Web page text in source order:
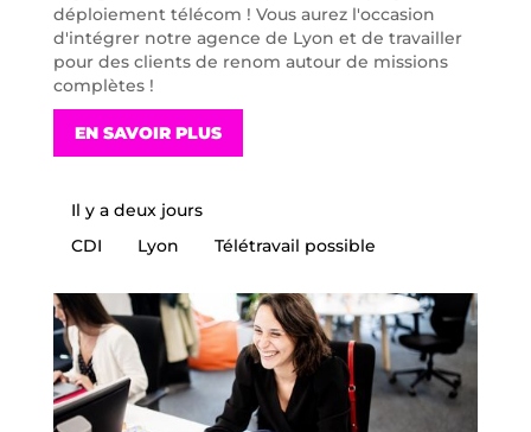
déploiement télécom ! Vous aurez l'occasion
d'intégrer notre agence de Lyon et de travailler
pour des clients de renom autour de missions
complètes !
EN SAVOIR PLUS
Il y a deux jours
CDI
Lyon Télétravail possible